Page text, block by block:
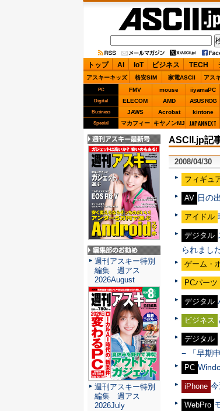
ASCII.jp
トップ AI IoT ビジネス TECH
アスキーキッズ 格安SIM 家電ASCII アス
PC FMV mouse iiyamaPC
Digital ELECOM AMD ASUS ROG
Business JAWS Acrobat kintone
Special マカフィー キヤノンMJ JAPANNEXT
ASCII.jp記
2008/04/30
フィギュ
AV 日の
アイドル
デジタル
られまし
ゲーム・
PCパーツ
デジタル
ビジネス
デジタル
− 「早期
PC
iPhone
WebPro
週刊アスキー最新
号
編集部のお勧め
週刊アスキー特別
編集 週アス
2026August
週刊アスキー特別
編集 週アス
2026July